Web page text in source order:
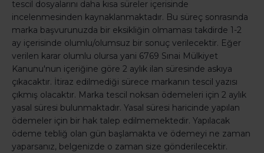
tescil dosyalarını daha kısa süreler içerisinde
incelenmesinden kaynaklanmaktadır. Bu süreç sonrasında
marka başvurunuzda bir eksikliğin olmaması takdirde 1-2
ay içerisinde olumlu/olumsuz bir sonuç verilecektir. Eğer
verilen karar olumlu olursa yani 6769 Sınai Mülkiyet
Kanunu'nun içeriğine göre 2 aylık ilan süresinde askıya
çıkacaktır. İtiraz edilmediği sürece markanın tescil yazısı
çıkmış olacaktır. Marka tescil noksan ödemeleri için 2 aylık
yasal süresi bulunmaktadır. Yasal süresi haricinde yapılan
ödemeler için bir hak talep edilmemektedir. Yapılacak
ödeme tebliğ olan gün başlamakta ve ödemeyi ne zaman
yaparsanız, belgenizde o zaman size gönderilecektir.